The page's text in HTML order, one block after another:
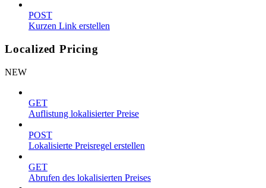
POST
Kurzen Link erstellen
Localized Pricing
NEW
GET
Auflistung lokalisierter Preise
POST
Lokalisierte Preisregel erstellen
GET
Abrufen des lokalisierten Preises